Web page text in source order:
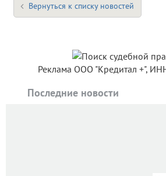
Вернуться к списку новостей
Реклама ООО "Кредитал +",
Последние новости